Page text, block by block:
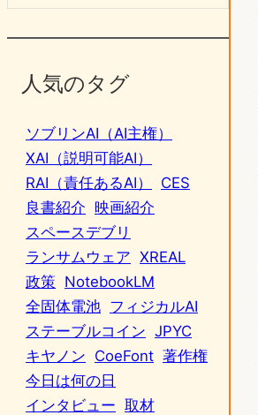
人気のタグ
ソブリンAI（AI主権）
XAI（説明可能AI）
RAI（責任あるAI）
CES
良書紹介 映画紹介
スペースデブリ
ランサムウェア XREAL
政策 NotebookLM
全固体電池 フィジカルAI
ステーブルコイン JPYC
キヤノン CoeFont 著作権
今日は何の日
インタビュー 取材